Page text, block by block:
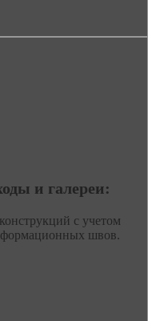
и галереи:
с учетом
швов.